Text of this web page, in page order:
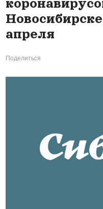
апреля
Поделиться